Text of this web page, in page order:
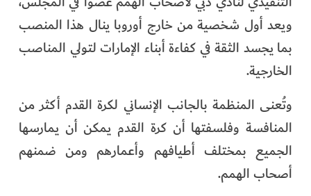
ويعد أول شخصية من خارج أوروبا ينال هذا المنصب
بما يجسد الثقة في كفاءة أبناء الإمارات لتولي المناصب
الخارجية.
وتُعنى المنظمة بالجانب الإنساني لكرة القدم أكثر من
المنافسة وفلسفتها أن كرة القدم يمكن أن يمارسها
الجميع بمختلف أطيافهم وأعمارهم ومن ضمنهم
أصحاب الهمم.